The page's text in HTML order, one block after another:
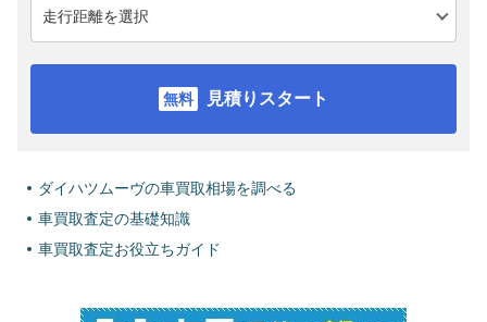
見積りスタート
ダイハツムーヴの車買取相場を調べる
車買取査定の基礎知識
車買取査定お役立ちガイド